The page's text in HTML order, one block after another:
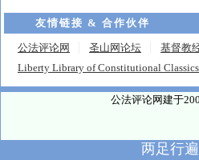
友情链接 & 合作伙伴
公法评论网 圣山网论坛 基督教
Liberty Library of Constitutional Classics
公法评论网建于
两足行